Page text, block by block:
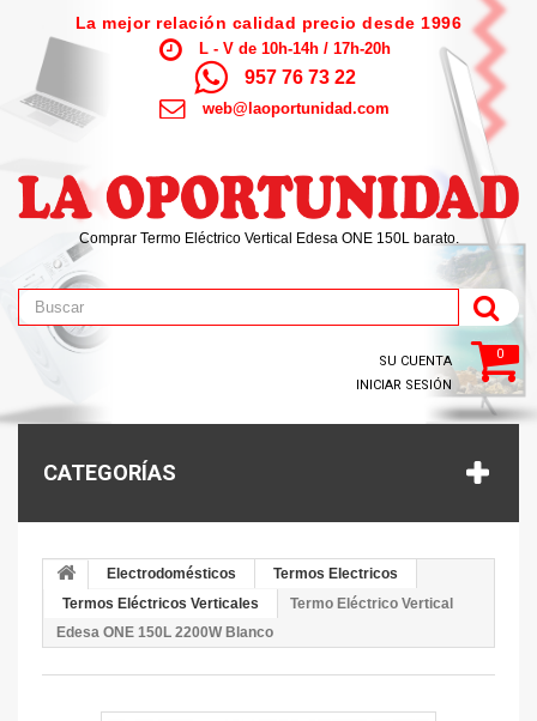
La mejor relación calidad precio desde 1996
L - V de 10h-14h / 17h-20h
957 76 73 22
web@laoportunidad.com
Comprar Termo Eléctrico Vertical Edesa ONE 150L barato.
0
SU CUENTA
INICIAR SESIÓN
CATEGORÍAS
Electrodomésticos
Termos Electricos
Termos Eléctricos Verticales
Termo Eléctrico Vertical
Edesa ONE 150L 2200W Blanco